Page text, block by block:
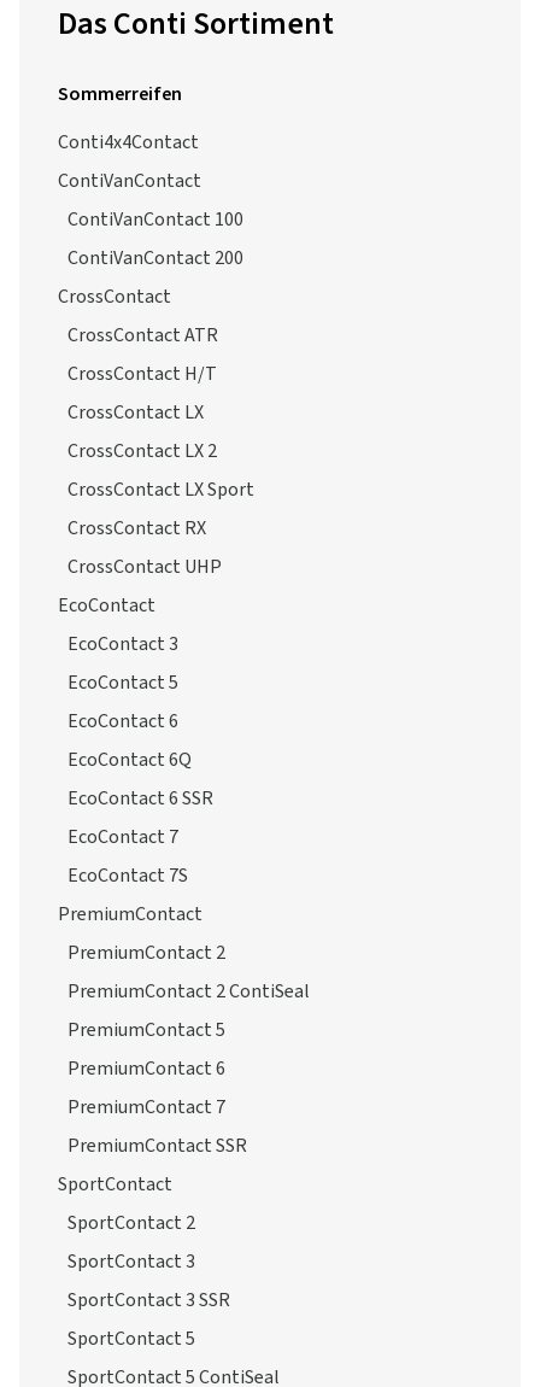
Das Conti Sortiment
Sommerreifen
Conti4x4Contact
ContiVanContact
ContiVanContact 100
ContiVanContact 200
CrossContact
CrossContact ATR
CrossContact H/T
CrossContact LX
CrossContact LX 2
CrossContact LX Sport
CrossContact RX
CrossContact UHP
EcoContact
EcoContact 3
EcoContact 5
EcoContact 6
EcoContact 6Q
EcoContact 6 SSR
EcoContact 7
EcoContact 7S
PremiumContact
PremiumContact 2
PremiumContact 2 ContiSeal
PremiumContact 5
PremiumContact 6
PremiumContact 7
PremiumContact SSR
SportContact
SportContact 2
SportContact 3
SportContact 3 SSR
SportContact 5
SportContact 5 ContiSeal